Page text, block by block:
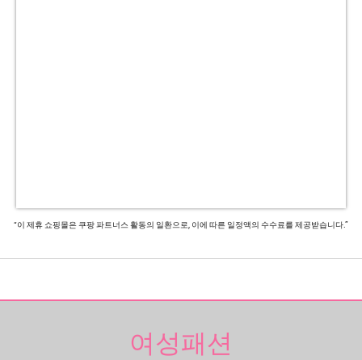
“이 제휴 쇼핑몰은 쿠팡 파트너스 활동의 일환으로, 이에 따른 일정액의 수수료를 제공받습니다.”
여성패션